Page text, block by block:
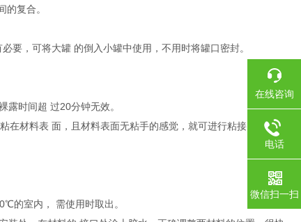
复合。
要，可将大罐 的倒入小罐中使用，不用时将罐口密封。
时间超 过20分钟无效。
材料表 面，且材料表面无粘手的感觉，就可进行粘接。
的室内， 需使用时取出。
在线咨询
电话
微信扫一扫